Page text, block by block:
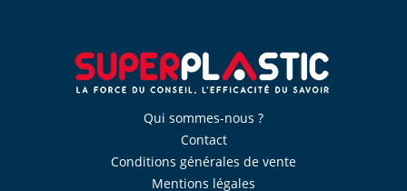
Qui sommes-nous ?
Contact
Conditions générales de vente
Mentions légales